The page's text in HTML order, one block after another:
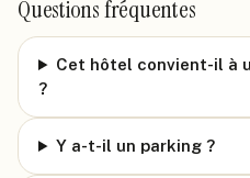
Questions fréquentes
Cet hôtel convient-il à
?
Y a-t-il un parking ?